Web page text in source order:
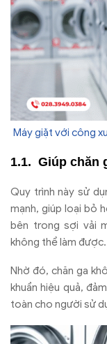
Máy giặt với công
Giúp chăn
Quy trình này sử
mạnh, giúp loại bỏ
bên trong sợi vải
không thể làm được.
Nhờđó, chăn ga kh
khuẩn hiệu quả, đ
toàn cho người sử